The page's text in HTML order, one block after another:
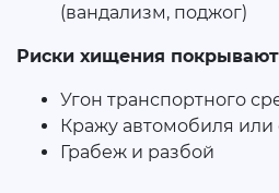
(вандализм, поджог)
Риски хищения
Угон транспортного
Кражу автомобиля или
Грабеж и разбой